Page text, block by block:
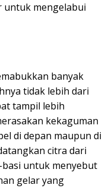
untuk mengelabui
banyak
tidak lebih dari
tampil lebih
kekaguman
di depan maupun di
citra dari
untuk menyebut
gelar yang